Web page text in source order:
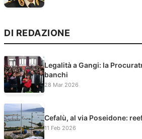
DI REDAZIONE
Legalità a Gangi: la
banchi
28 Mar 2026
Cefalù, al via Poseidone:
11 Feb 2026